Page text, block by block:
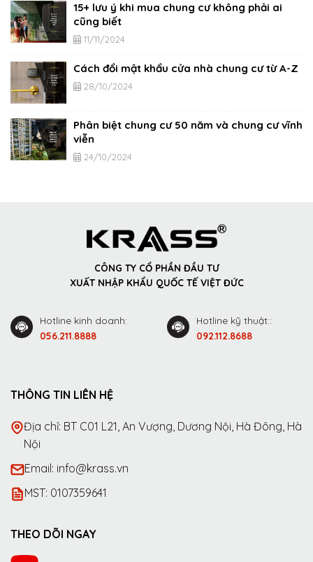
15+ lưu ý khi mua chung cư không phải ai
cũng biết
11/11/2024
Cách đổi mật khẩu cửa nhà chung cư từ A-Z
28/10/2024
Phân biệt chung cư 50 năm và chung cư vĩnh
viễn
24/10/2024
CÔNG TY CỔ PHẦN ĐẦU TƯ
XUẤT NHẬP KHẨU QUỐC TẾ VIỆT ĐỨC
Hotline kinh doanh:
056.211.8888
Hotline kỹ thuật::
092.112.8688
THÔNG TIN LIÊN HỆ
Địa chỉ: BT C01 L21, An Vượng, Dương Nội, Hà Đông, Hà
Nội
Email: info@krass.vn
MST: 0107359641
THEO DÕI NGAY